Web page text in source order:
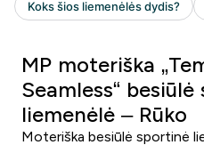
MP moteriška
Seamless“
liemenėlė – Rūko
Moteriška besiūlė sportinė